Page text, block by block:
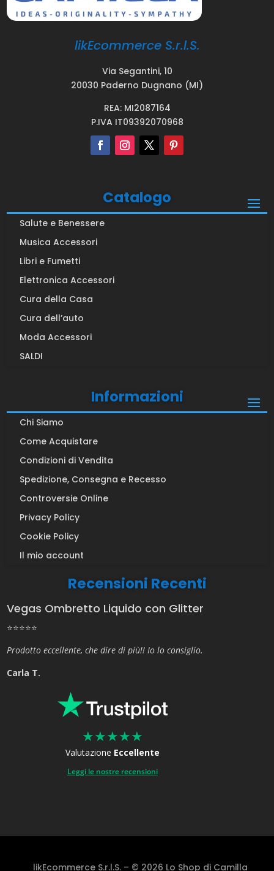
likEcommerce S.r.l.S.
Via Segantini, 10
20030 Paderno Dugnano (MI)
REA: MI2087164
P.IVA IT09392070968
Catalogo
Salute e Benessere
Musica Accessori
Libri e Fumetti
Elettronica Accessori
Cura della Casa
Cura dell’auto
Moda Accessori
SALDI
Informazioni
Chi Siamo
Come Acquistare
Condizioni di Vendita
Spedizione, Consegna e Recesso
Controversie Online
Privacy Policy
Cookie Policy
Il mio account
Recensioni Recenti
Vegas Ombretto Liquido con Glitter
⭐⭐⭐⭐⭐
Prodotto eccellente, che dire di più!! Io lo consiglio.
Carla T.
★★★★★
Valutazione Eccellente
Leggi le nostre recensioni
likEcommerce S.r.l.S. – © 2026 Lo Shop di Camilla